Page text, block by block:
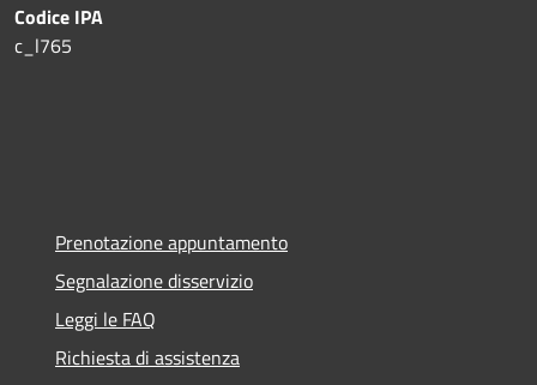
Codice IPA
c_l765
Prenotazione appuntamento
Segnalazione disservizio
Leggi le FAQ
Richiesta di assistenza